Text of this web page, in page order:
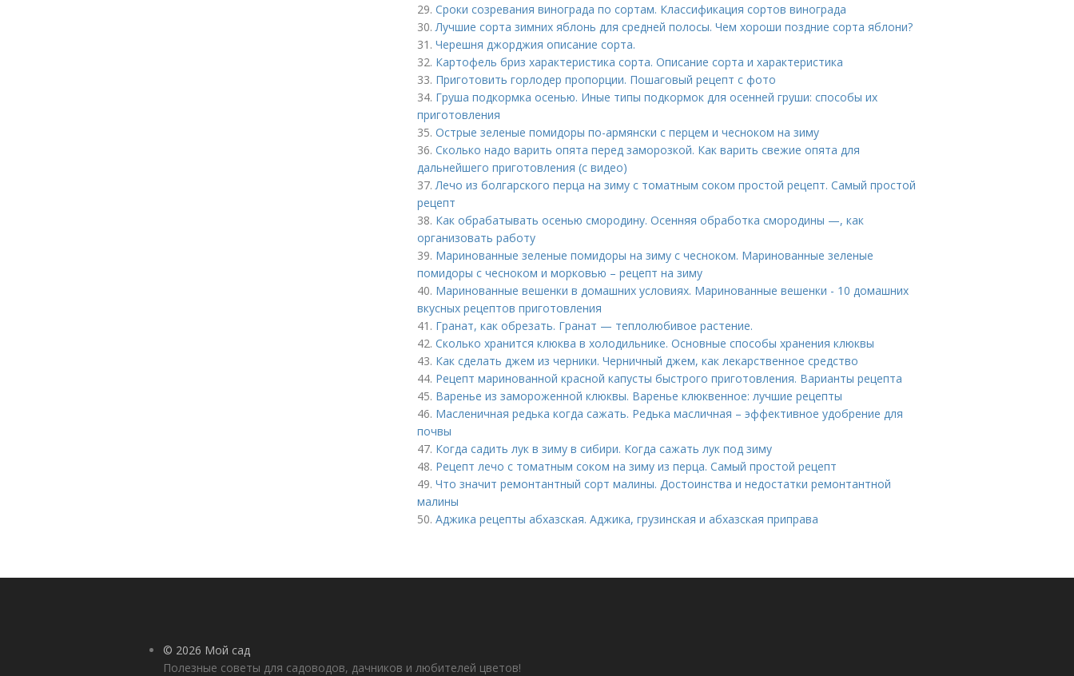
29. Сроки созревания винограда по сортам. Классификация сортов винограда
30.Лучшие сорта зимних яблонь для средней полосы. Чем хороши поздние сорта яблони?
31. Черешня джорджия описание сорта.
32. Картофель бриз характеристика сорта. Описание сорта и характеристика
33. Приготовить горлодер пропорции. Пошаговый рецепт с фото
34. Груша подкормка осенью. Иные типы подкормок для осенней груши: способы их
приготовления
35. Острые зеленые помидоры по-армянски с перцем и чесноком на зиму
36. Сколько надо варить опята перед заморозкой. Как варить свежие опята для
дальнейшего приготовления (с видео)
37.Лечо из болгарского перца на зиму с томатным соком простой рецепт. Самый простой
рецепт
38. Как обрабатывать осенью смородину. Осенняя обработка смородины —, как
организовать работу
39. Маринованные зеленые помидоры на зиму с чесноком. Маринованные зеленые
помидоры с чесноком и морковью – рецепт на зиму
40. Маринованные вешенки в домашних условиях. Маринованные вешенки - 10 домашних
вкусных рецептов приготовления
41. Гранат, как обрезать. Гранат — теплолюбивое растение.
42. Сколько хранится клюква в холодильнике. Основные способы хранения клюквы
43. Как сделать джем из черники. Черничный джем, как лекарственное средство
44. Рецепт маринованной красной капусты быстрого приготовления. Варианты рецепта
45. Варенье из замороженной клюквы. Варенье клюквенное: лучшие рецепты
46. Масленичная редька когда сажать. Редька масличная – эффективное удобрение для
почвы
47. Когда садить лук в зиму в сибири. Когда сажать лук под зиму
48. Рецепт лечо с томатным соком на зиму из перца. Самый простой рецепт
49. Что значит ремонтантный сорт малины. Достоинства и недостатки ремонтантной
малины
50. Аджика рецепты абхазская. Аджика, грузинская и абхазская приправа
© 2026 Мой сад
Полезные советы для садоводов, дачников и любителей цветов!